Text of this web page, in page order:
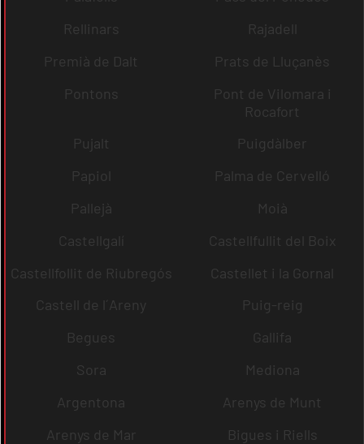
Rellinars
Rajadell
Premià de Dalt
Prats de Lluçanès
Pontons
Pont de Vilomara i
Rocafort
Pujalt
Puigdàlber
Papiol
Palma de Cervelló
Pallejà
Moià
Castellgalí
Castellfullit del Boix
Castellfollit de Riubregós
Castellet i la Gornal
Castell de l´Areny
Puig-reig
Begues
Gallifa
Sora
Mediona
Argentona
Arenys de Munt
Arenys de Mar
Bigues i Riells